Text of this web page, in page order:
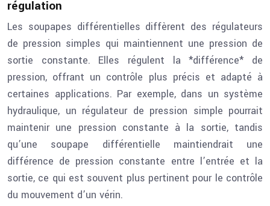
régulation
Les soupapes différentielles diffèrent des régulateurs
de pression simples qui maintiennent une pression de
sortie constante. Elles régulent la *différence* de
pression, offrant un contrôle plus précis et adapté à
certaines applications. Par exemple, dans un système
hydraulique, un régulateur de pression simple pourrait
maintenir une pression constante à la sortie, tandis
qu’une soupape différentielle maintiendrait une
différence de pression constante entre l’entrée et la
sortie, ce qui est souvent plus pertinent pour le contrôle
du mouvement d’un vérin.